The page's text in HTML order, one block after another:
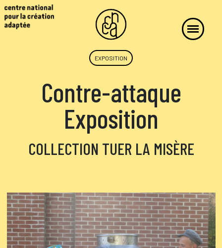
EXPOSITION
Contre-attaque
Exposition
COLLECTION TUER LA MISÈRE